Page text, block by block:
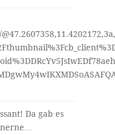
Da gab es